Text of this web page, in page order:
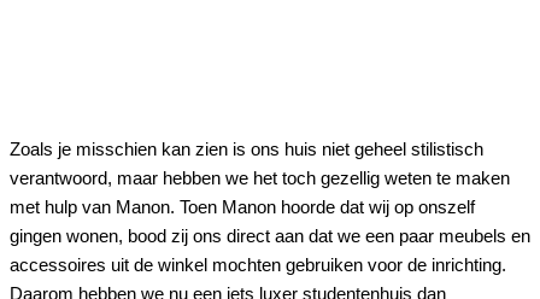
Zoals je misschien kan zien is ons huis niet geheel stilistisch
verantwoord, maar hebben we het toch gezellig weten te maken
met hulp van Manon. Toen Manon hoorde dat wij op onszelf
gingen wonen, bood zij ons direct aan dat we een paar meubels en
accessoires uit de winkel mochten gebruiken voor de inrichting.
Daarom hebben we nu een iets luxer studentenhuis dan